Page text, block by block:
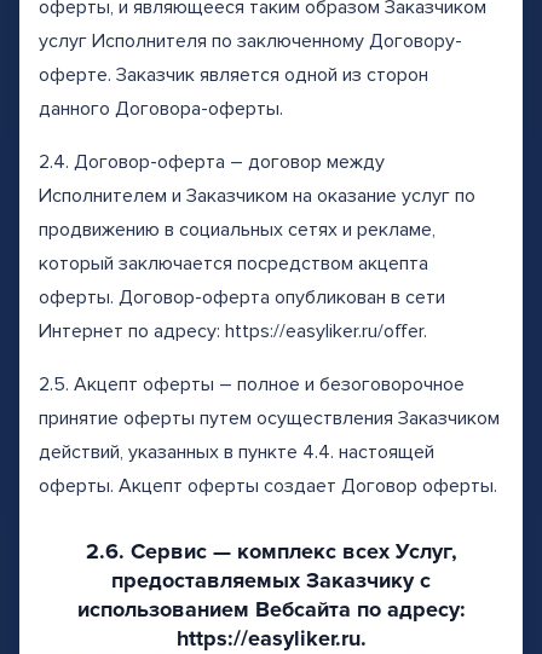
оферты, и являющееся таким образом Заказчиком
услуг Исполнителя по заключенному Договору-
оферте. Заказчик является одной из сторон
данного Договора-оферты.
2.4. Договор-оферта – договор между
Исполнителем и Заказчиком на оказание услуг по
продвижению в социальных сетях и рекламе,
который заключается посредством акцепта
оферты. Договор-оферта опубликован в сети
Интернет по адресу: https://easyliker.ru/offer.
2.5. Акцепт оферты – полное и безоговорочное
принятие оферты путем осуществления Заказчиком
действий, указанных в пункте 4.4. настоящей
оферты. Акцепт оферты создает Договор оферты.
2.6. Сервис — комплекс всех Услуг,
предоставляемых Заказчику с
использованием Вебсайта по адресу:
https://easyliker.ru.